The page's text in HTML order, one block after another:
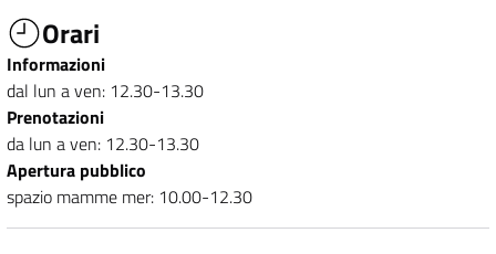
Orari
Informazioni
dal lun a ven: 12.30-13.30
Prenotazioni
da lun a ven: 12.30-13.30
Apertura pubblico
spazio mamme mer: 10.00-12.30